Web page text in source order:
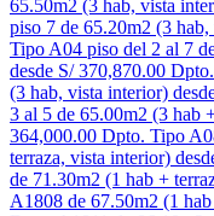
65.50m2 (3 hab, vista
piso 7 de 65.20m2 (3
Tipo A04 piso del 2 al 7
desde S/ 370,870.00
(3 hab, vista interior)
3 al 5 de 65.00m2 (3 hab
364,000.00 Dpto. Tipo
terraza, vista interior)
de 71.30m2 (1 hab +
A1808 de 67.50m2 (1